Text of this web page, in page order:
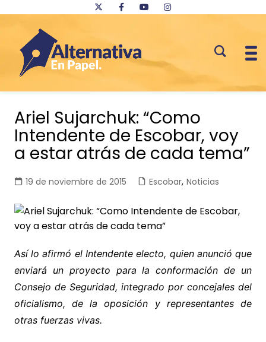
contenido
Ariel Sujarchuk: “Como
Intendente de Escobar, voy
a estar atrás de cada tema”
19 de noviembre de 2015 Escobar, Noticias
Así lo afirmó el Intendente electo, quien anunció que
enviará un proyecto para la conformación de un
Consejo de Seguridad, integrado por concejales del
oficialismo, de la oposición y representantes de
otras fuerzas vivas.